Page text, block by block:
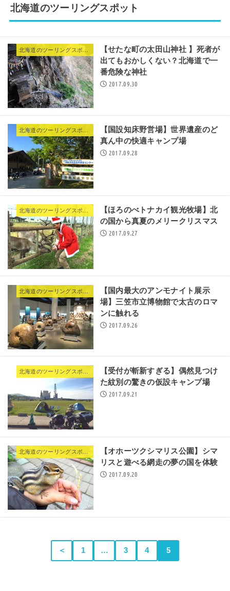
北海道のツーリングスポット
【せたな町の太田山神社 】死者が
出てもおかしくない？北海道で一
番危険な神社
2017.09.30
【国設知床野営場】世界遺産のど
真ん中の快適キャンプ場
2017.09.28
【ほろのべトナカイ観光牧場】北
の国から真夏のメリークリスマス
2017.09.27
【国内最大のアンモナイト展示
場】三笠市立博物館で太古のロマ
ンに触れる
2017.09.26
【受付が斬新すぎる】偶然見つけ
た紋別の驚きの仮設キャンプ場
2017.09.21
【オホーツクシマリス公園】シマ
リスと遊べる網走の夢の国を体験
2017.09.20
＜ 1 … 3 4 5